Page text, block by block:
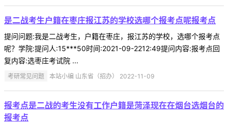
是二战考生户籍在枣庄报江苏的学校选哪个报考点呢报考点
提问问题:我是二战考生，户籍在枣庄，报江苏的学校，选哪个报考点
呢？学院:提问人:15***50时间:2021-09-2212:49提问内容:报考点回
复内容:选枣庄考试院 ...
考研常见问题 本站小编 山东省（招办） 2022-11-09
报考点是二战的考生没有工作户籍是菏泽现在在烟台选烟台的
报考点